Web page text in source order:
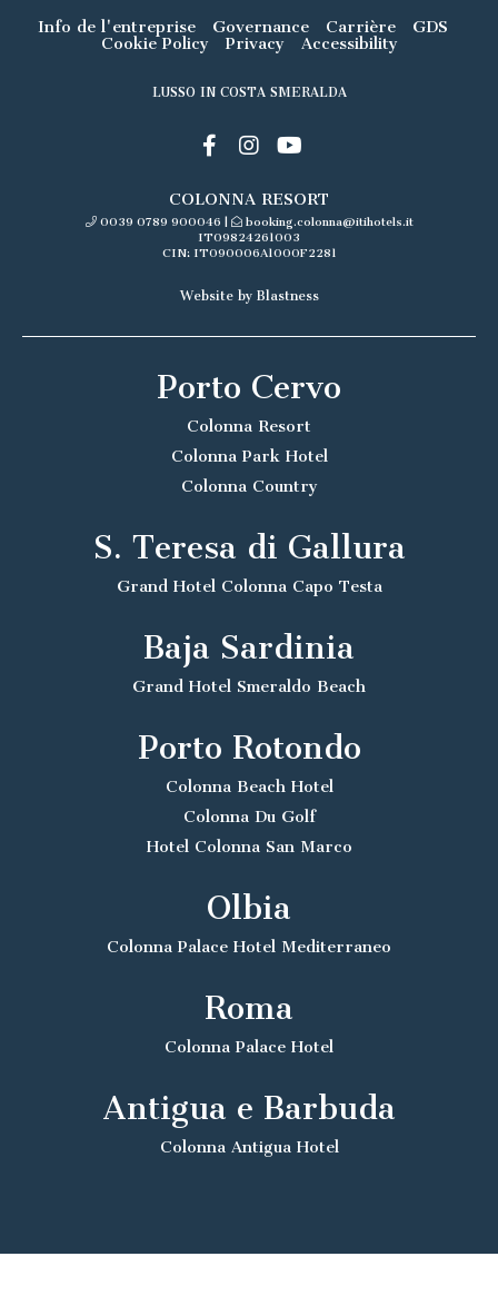
Info de l'entreprise Governance Carrière
GDS
Cookie Policy
Privacy Accessibility
LUSSO IN COSTA SMERALDA
COLONNA RESORT
0039 0789 900046 |
booking.colonna@itihotels.it
IT09824261003
CIN: IT090006A1000F2281
Website by Blastness
Porto Cervo
Colonna Resort
Colonna Park Hotel
Colonna Country
S. Teresa di Gallura
Grand Hotel Colonna Capo Testa
Baja Sardinia
Grand Hotel Smeraldo Beach
Porto Rotondo
Colonna Beach Hotel
Colonna Du Golf
Hotel Colonna San Marco
Olbia
Colonna Palace Hotel Mediterraneo
Roma
Colonna Palace Hotel
Antigua e Barbuda
Colonna Antigua Hotel